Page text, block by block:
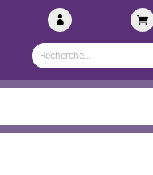
 